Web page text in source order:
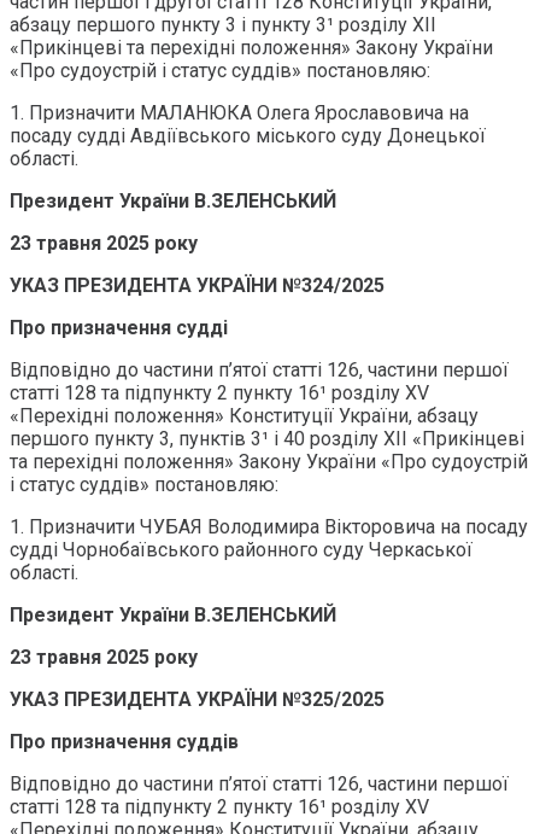
абзацу першого пункту 3 і пункту 3¹ розділу ХІІ
«Прикінцеві та перехідні положення» Закону України
«Про судоустрій і статус суддів» постановляю:
1. Призначити МАЛАНЮКА Олега Ярославовича на
посаду судді Авдіївського міського суду Донецької
області.
Президент України В.ЗЕЛЕНСЬКИЙ
23 травня 2025 року
УКАЗ ПРЕЗИДЕНТА УКРАЇНИ №324/2025
Про призначення судді
Відповідно до частини п’ятої статті 126, частини першої
статті 128 та підпункту 2 пункту 16¹ розділу XV
«Перехідні положення» Конституції України, абзацу
першого пункту 3, пунктів 3¹ і 40 розділу ХІІ «Прикінцеві
та перехідні положення» Закону України «Про судоустрій
і статус суддів» постановляю:
1. Призначити ЧУБАЯ Володимира Вікторовича на посаду
судді Чорнобаївського районного суду Черкаської
області.
Президент України В.ЗЕЛЕНСЬКИЙ
23 травня 2025 року
УКАЗ ПРЕЗИДЕНТА УКРАЇНИ №325/2025
Про призначення суддів
Відповідно до частини п’ятої статті 126, частини першої
статті 128 та підпункту 2 пункту 16¹ розділу XV